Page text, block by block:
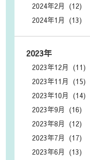
2024年2月 (12)
2024年1月 (13)
2023年
2023年12月 (11)
2023年11月 (15)
2023年10月 (14)
2023年9月 (16)
2023年8月 (12)
2023年7月 (17)
2023年6月 (13)